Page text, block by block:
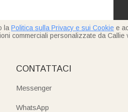
la Politica sulla Privacy e sui Cookie e
commerciali personalizzate da Callie
CONTATTACI
Messenger
WhatsApp